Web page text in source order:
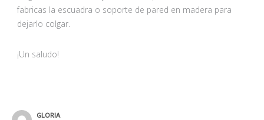
fabricas la escuadra o soporte de pared en madera para
dejarlo colgar.
¡Un saludo!
GLORIA